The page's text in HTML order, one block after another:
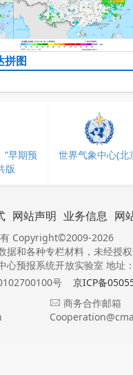
拼图
”早期预
版
世界气象中心(北
网站声明 业务信息 网
Copyright©2009-2026
据和各种专栏材料，未经授
心预报系统开放实验室 地址
号
京ICP备
商务合作邮箱